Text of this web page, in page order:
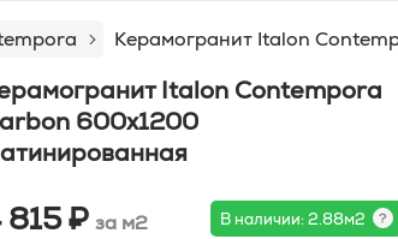
Керамогранит Italon
Italon Contempora
600x1200
815 ₽ за м2 В наличии: 2.88м2